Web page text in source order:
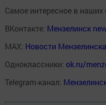
Самое интересное в
ВКонтакте: Мензелинск
MAX: Новости
Одноклассники: ok.ru/
Telegram-канал: